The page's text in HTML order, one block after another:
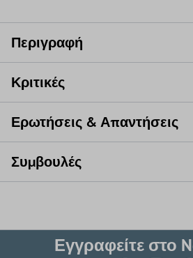
Περιγραφή
Κριτικές
Ερωτήσεις & Απαντήσεις
Συμβουλές
Εγγραφείτε στο